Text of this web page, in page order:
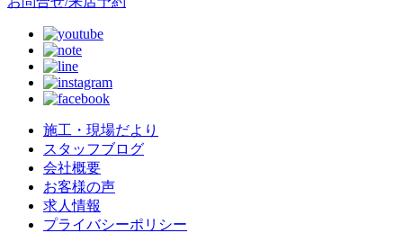
施工・現場だより
スタッフブログ
会社概要
お客様の声
求人情報
プライバシーポリシー